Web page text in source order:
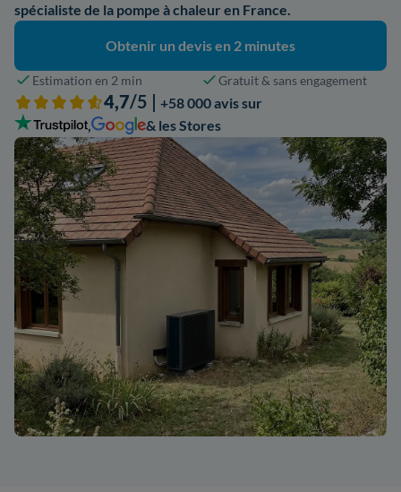
spécialiste de la pompe à chaleur en France.
Obtenir un devis en 2 minutes
Estimation en 2 min Gratuit & sans engagement
4,7/5 | +58 000 avis sur
,
& les Stores